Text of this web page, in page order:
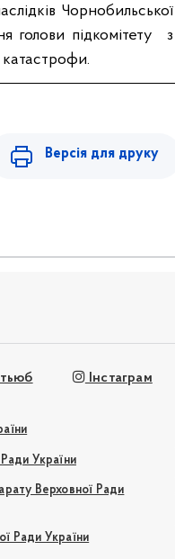
Чорнобильської
голови підкомітету
з
катастрофи.
Версія для друку
Інстаграм
України
Верховної Ради
Ради України